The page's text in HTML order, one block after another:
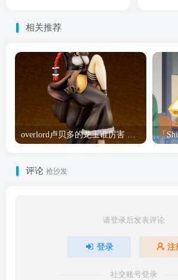
相关推荐
overlord卢贝多的龙王谁厉害 「Overlord」露普斯蕾琪娜·贝塔手办开订
评论 抢沙发
请登录后发表评论
登录 注
社交账号登录